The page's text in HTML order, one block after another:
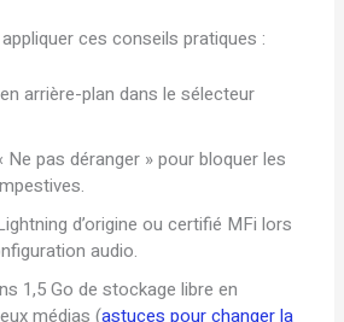
ces conseils pratiques :
arrière-plan dans le sélecteur
pas déranger » pour bloquer les
d’origine ou certifié MFi lors
audio.
1,5 Go de stockage libre en
médias (astuces pour changer la